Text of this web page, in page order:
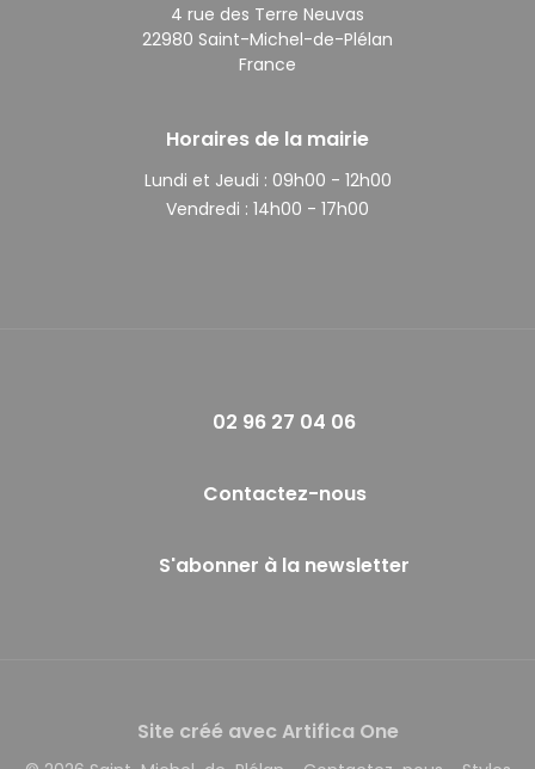
4 rue des Terre Neuvas
22980 Saint-Michel-de-Plélan
France
Horaires de la mairie
Lundi et Jeudi : 09h00 - 12h00
Vendredi : 14h00 - 17h00
02 96 27 04 06
Contactez-nous
S'abonner à la newsletter
Site créé avec Artifica One